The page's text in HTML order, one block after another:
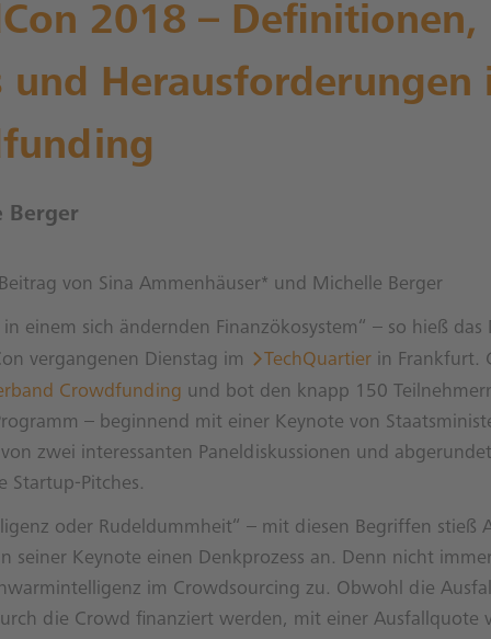
2018 – Definitionen,
und Herausforderungen
Berger
von Sina Ammenhäuser* und Michelle Berger
in einem sich ändernden Finanzökosystem“ – so hieß
vergangenen Dienstag im
TechQuartier in Frankfurt.
Crowdfunding und bot den knapp 150
– beginnend mit einer Keynote von
zwei interessanten Paneldiskussionen und
Startup-Pitches.
oder Rudeldummheit“ – mit diesen Begriffen stieß
seiner Keynote einen Denkprozess an. Denn nicht
im Crowdsourcing zu. Obwohl die
die Crowd finanziert werden, mit einer Ausfallquote